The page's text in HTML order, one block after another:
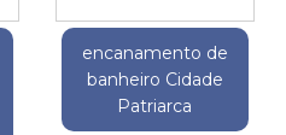
encanamento de
banheiro Cidade
Patriarca